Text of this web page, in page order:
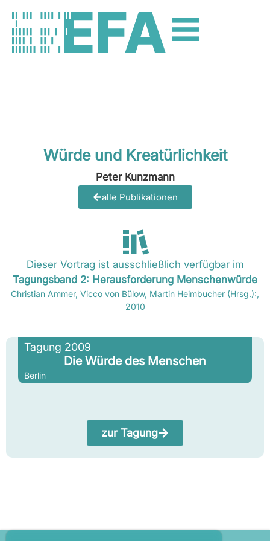
Würde und Kreatürlichkeit
Peter Kunzmann
alle Publikationen
Dieser Vortrag ist ausschließlich verfügbar im
Tagungsband 2: Herausforderung Menschenwürde
Christian Ammer, Vicco von Bülow, Martin Heimbucher (Hrsg.):,
2010
Tagung 2009
Die Würde des Menschen
Berlin
zur Tagung